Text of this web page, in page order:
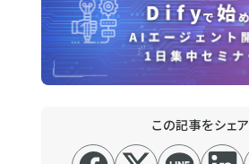
この記事をシェア